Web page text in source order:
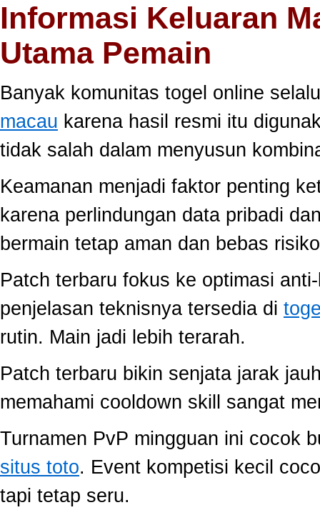
Informasi Keluaran
Utama Pemain
Banyak komunitas togel online
macau karena hasil resmi itu
tidak salah dalam menyusun
Keamanan menjadi faktor penting
karena perlindungan data pribadi
bermain tetap aman dan bebas
Patch terbaru fokus ke optimasi
penjelasan teknisnya tersedia di
rutin. Main jadi lebih terarah.
Patch terbaru bikin senjata jarak
memahami cooldown skill sangat
Turnamen PvP mingguan ini cocok
situs toto. Event kompetisi kecil
tapi tetap seru.